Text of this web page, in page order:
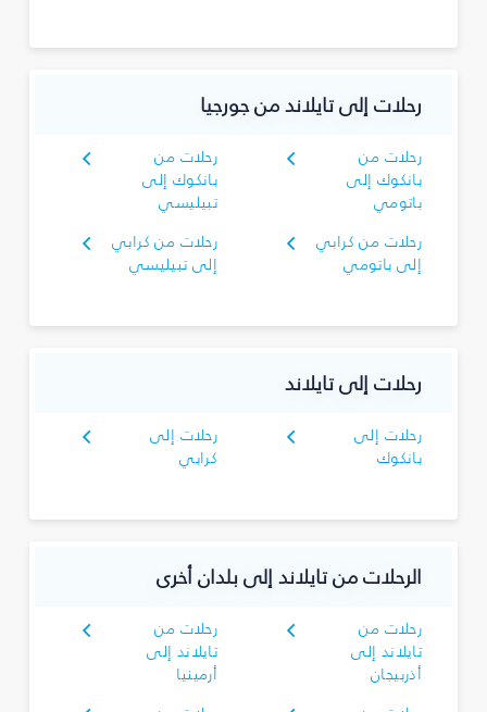
رحلات إلى تايلاند من جورجيا
رحلات من
بانكوك إلى
باتومي
رحلات من
بانكوك إلى
تبيليسي
رحلات من كرابي
إلى باتومي
رحلات من كرابي
إلى تبيليسي
رحلات إلى تايلاند
رحلات إلى
بانكوك
رحلات إلى
كرابي
الرحلات من تايلاند إلى بلدان أخرى
رحلات من
تايلاند إلى
أذربيجان
رحلات من
تايلاند إلى
أرمينيا